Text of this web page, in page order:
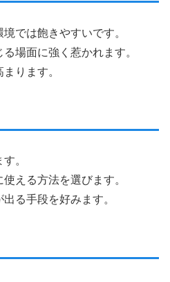
では飽きやすいです。
場面に強く惹かれます。
ります。
。
える方法を選びます。
る手段を好みます。